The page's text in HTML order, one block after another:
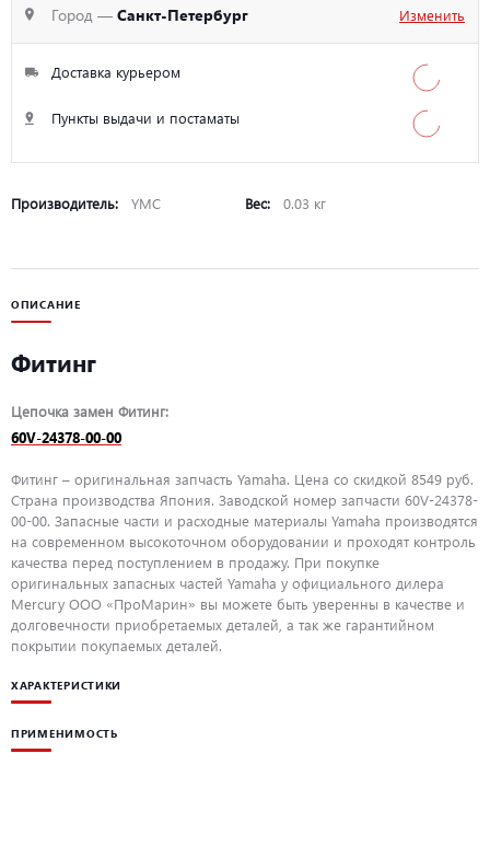
Город — Санкт-Петербург Изменить
Доставка курьером
Пункты выдачи и постаматы
Производитель: YMC Вес: 0.03 кг
ОПИСАНИЕ
Фитинг
Цепочка замен Фитинг:
60V-24378-00-00
Фитинг – оригинальная запчасть Yamaha. Цена со скидкой 8549 руб.
Страна производства Япония. Заводской номер запчасти 60V-24378-
00-00. Запасные части и расходные материалы Yamaha производятся
на современном высокоточном оборудовании и проходят контроль
качества перед поступлением в продажу. При покупке
оригинальных запасных частей Yamaha у официального дилера
Mercury ООО «ПроМарин» вы можете быть уверенны в качестве и
долговечности приобретаемых деталей, а так же гарантийном
покрытии покупаемых деталей.
ХАРАКТЕРИСТИКИ
ПРИМЕНИМОСТЬ